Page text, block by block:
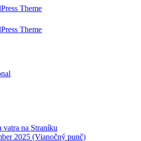
vatra na Straníku
2025 (Vianočný punč)